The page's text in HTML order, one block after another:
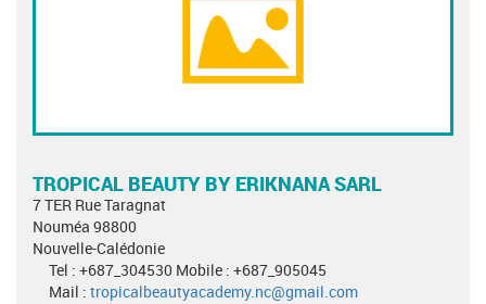
TROPICAL BEAUTY BY ERIKNANA SARL
7 TER Rue Taragnat
Nouméa 98800
Nouvelle-Calédonie
Tel : +687_304530 Mobile : +687_905045
Mail : tropicalbeautyacademy.nc@gmail.com